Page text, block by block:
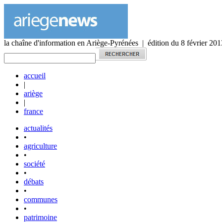
la chaîne d'information en Ariège-Pyrénées | édition du 8 février
accueil
|
ariège
|
france
actualités
•
agriculture
•
société
•
débats
•
communes
•
patrimoine